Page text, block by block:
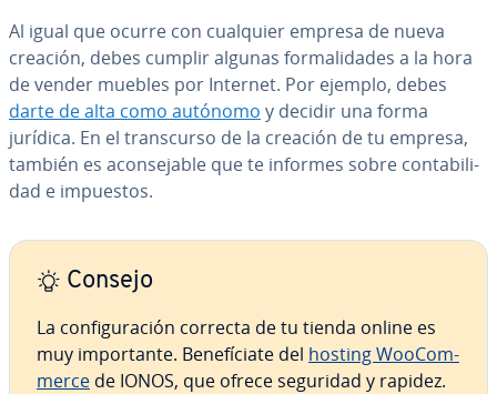
Al igual que ocurre con cualquier empresa de nueva
creación, debes cumplir algunas fo­r­ma­li­da­des a la hora
de vender muebles por Internet. Por ejemplo, debes
darte de alta como autónomo y decidir una forma
jurídica. En el tra­n­s­cu­r­so de la creación de tu empresa,
también es aco­n­se­ja­ble que te informes sobre co­n­ta­bi­li­
dad e impuestos.
Consejo
La co­n­fi­gu­ra­ción correcta de tu tienda online es
muy im­po­r­ta­n­te. Be­ne­fí­cia­te del hosting Woo­Co­m­
me­r­ce de IONOS, que ofrece seguridad y rapidez.